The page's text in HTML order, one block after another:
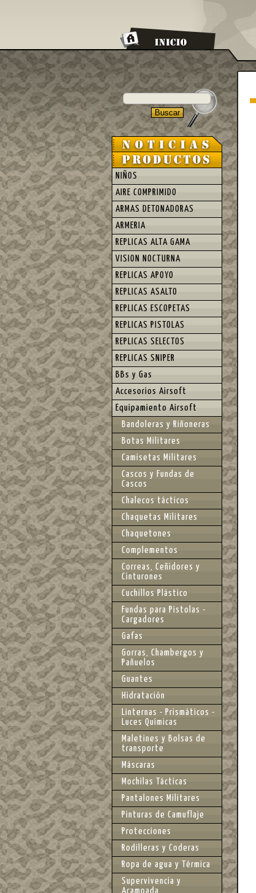
NIÑOS
AIRE COMPRIMIDO
ARMAS DETONADORAS
ARMERIA
REPLICAS ALTA GAMA
VISION NOCTURNA
REPLICAS APOYO
REPLICAS ASALTO
REPLICAS ESCOPETAS
REPLICAS PISTOLAS
REPLICAS SELECTOS
REPLICAS SNIPER
BBs y Gas
Accesorios Airsoft
Equipamiento Airsoft
Bandoleras y Riñoneras
Botas Militares
Camisetas Militares
Cascos y Fundas de
Cascos
Chalecos tácticos
Chaquetas Militares
Chaquetones
Complementos
Correas, Ceñidores y
Cinturones
Cuchillos Plástico
Fundas para Pistolas -
Cargadores
Gafas
Gorras, Chambergos y
Pañuelos
Guantes
Hidratación
Linternas - Prismáticos -
Luces Químicas
Maletines y Bolsas de
transporte
Máscaras
Mochilas Tácticas
Pantalones Militares
Pinturas de Camuflaje
Protecciones
Rodilleras y Coderas
Ropa de agua y Térmica
Supervivencia y
Acampada